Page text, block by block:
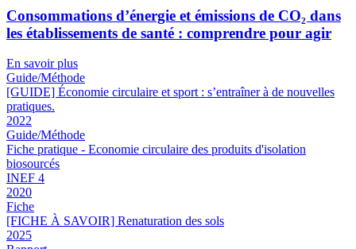
Consommations d’énergie et émissions de CO₂ dans
les établissements de santé : comprendre pour agir
En savoir plus
Guide/Méthode
[GUIDE] Économie circulaire et sport : s’entraîner à de nouvelles
pratiques.
2022
Guide/Méthode
Fiche pratique - Economie circulaire des produits d'isolation
biosourcés
INEF 4
2020
Fiche
[FICHE À SAVOIR] Renaturation des sols
2025